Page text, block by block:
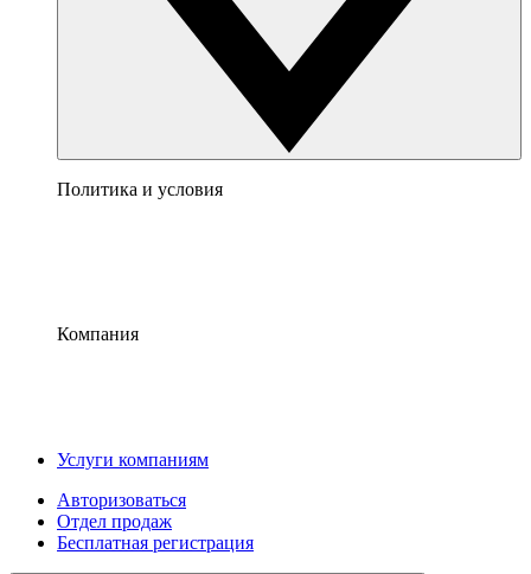
Политика и условия
Компания
Услуги компаниям
Авторизоваться
Отдел продаж
Бесплатная регистрация